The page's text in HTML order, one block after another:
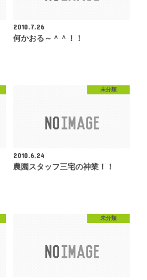
2010.7.26
何かおる～＾＾！！
未分類
2010.6.24
農園スタッフ三宅の神業！！
未分類